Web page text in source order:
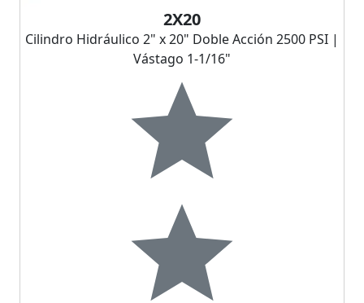
2X20
Cilindro Hidráulico 2" x 20" Doble Acción 2500 PSI |
Vástago 1-1/16"